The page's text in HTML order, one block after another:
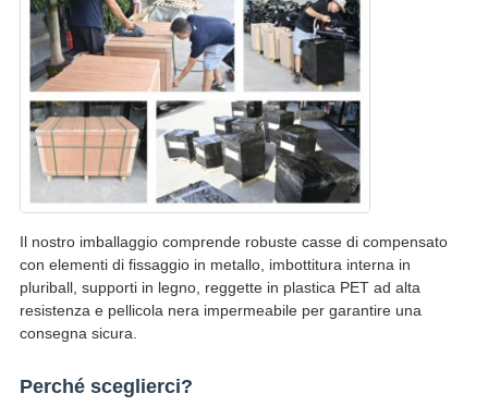
Il nostro imballaggio comprende robuste casse di compensato
con elementi di fissaggio in metallo, imbottitura interna in
pluriball, supporti in legno, reggette in plastica PET ad alta
resistenza e pellicola nera impermeabile per garantire una
consegna sicura.
Perché sceglierci?